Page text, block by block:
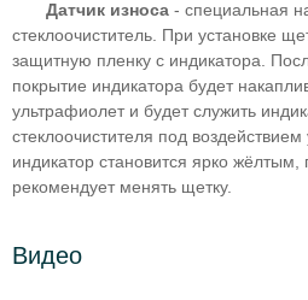
Датчик износа - специальная
стеклоочиститель. При установке
защитную пленку с индикатора.
покрытие индикатора будет
ультрафиолет и будет служить
стеклоочистителя под
индикатор становится ярко жёлтым,
рекомендует менять щетку.
Видео